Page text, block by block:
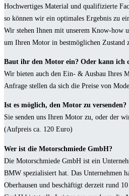
Hochwertiges Material und qualifizierte
so können wir ein optimales Ergebnis zu
Wir stehen Ihnen mit unserem Know-how
um Ihren Motor in bestmöglichen Zustand
Baut ihr den Motor ein? Oder kann ich
Wir bieten auch den Ein- & Ausbau Ihres
Anfrage stellen da sich die Preise von
Ist es möglich, den Motor zu versenden?
Sie senden uns Ihren Motor zu, oder der
(Aufpreis ca. 120 Euro)
Wer ist die Motorschmiede GmbH?
Die Motorschmiede GmbH ist ein
BMW spezialisiert hat. Das Unternehmen
Oberhausen und beschäftigt derzeit rund